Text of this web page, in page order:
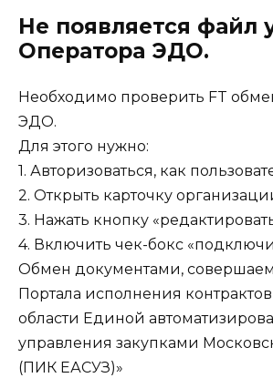
Не появляется файл
Оператора ЭДО.
Необходимо проверить FT
ЭДО.
Для этого нужно:
1. Авторизоваться, как
2. Открыть карточку
3. Нажать кнопку
4. Включить чек-бокс
Обмен документами,
Портала исполнения
области Единой
управления закупками
(ПИК ЕАСУЗ)»